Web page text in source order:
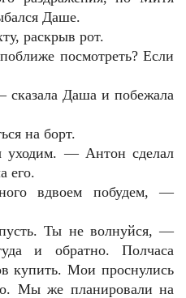
Даше.
раскрыв рот.
посмотреть? Если
Даша и побежала
на борт.
уходим. — Антон сделал
его.
вдвоем побудем, —
Ты не волнуйся, —
и обратно. Полчаса
купить. Мои проснулись
Мы же планировали на